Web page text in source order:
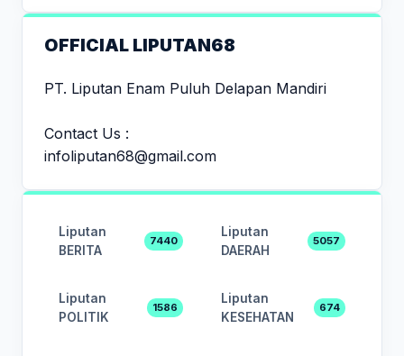
OFFICIAL LIPUTAN68
PT. Liputan Enam Puluh Delapan Mandiri
Contact Us :
infoliputan68@gmail.com
Liputan
BERITA
7440
Liputan
DAERAH
5057
Liputan
POLITIK
1586
Liputan
KESEHATAN
674